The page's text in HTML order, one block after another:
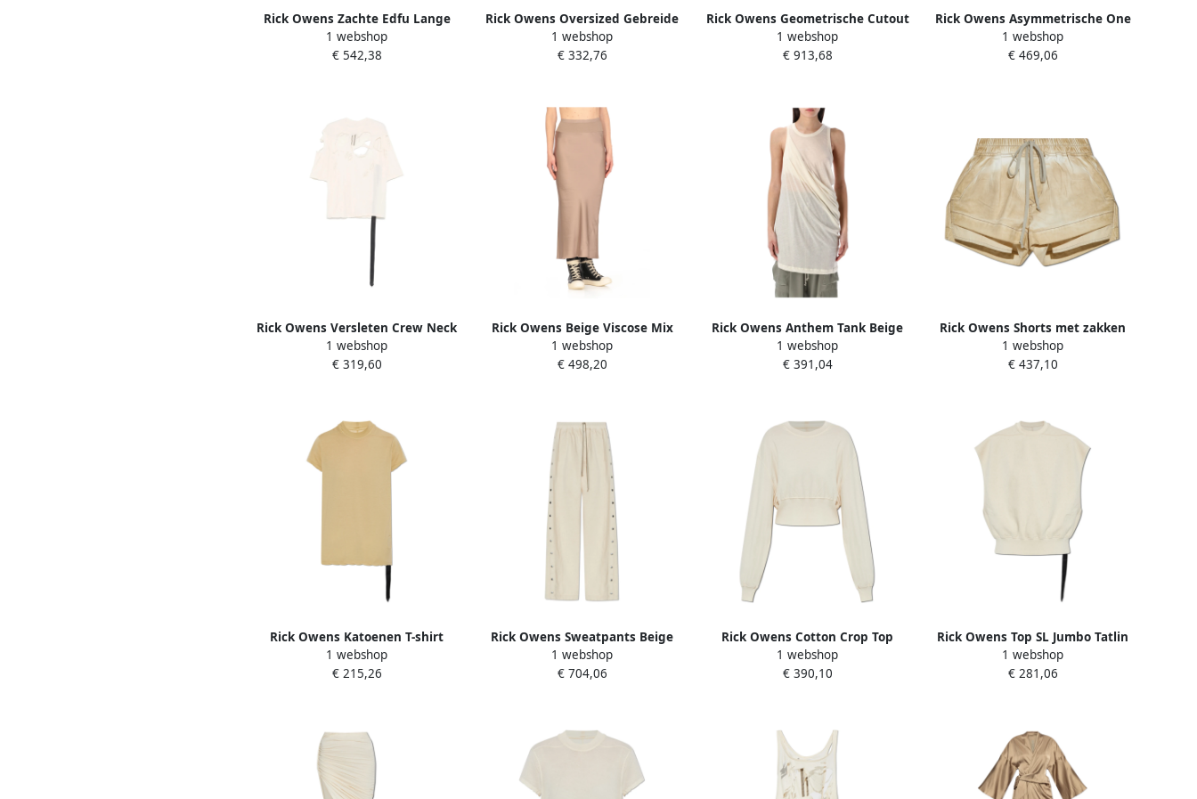
Rick Owens Zachte Edfu Lange
Rok Natuurlijk Beige Dames
1 webshop
€ 542,38
Rick Owens Oversized Gebreide
Kleding Natuurlijk Ss25 Beige
Dames
1 webshop
€ 332,76
Rick Owens Geometrische Cutout
Mini Jurk Beige Dames
1 webshop
€ 913,68
Rick Owens Asymmetrische One
Shoulder Jurk Beige Dames
1 webshop
€ 469,06
Rick Owens Versleten Crew Neck
T-shirt Dark Shadow Beige Dames
1 webshop
€ 319,60
Rick Owens Beige Viscose Mix
Elastische Taille Rok Beige Dames
1 webshop
€ 498,20
Rick Owens Anthem Tank Beige
Dames
1 webshop
€ 391,04
Rick Owens Shorts met zakken
Beige Dames
1 webshop
€ 437,10
Rick Owens Katoenen T-shirt
Beige Dames
1 webshop
€ 215,26
Rick Owens Sweatpants Beige
Dames
1 webshop
€ 704,06
Rick Owens Cotton Crop Top
Beige Dames
1 webshop
€ 390,10
Rick Owens Top SL Jumbo Tatlin
Beige Dames
1 webshop
€ 281,06